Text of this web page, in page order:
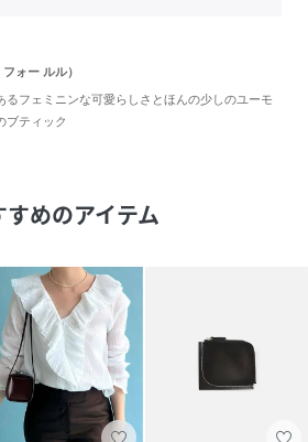
ォー ルル）
るフェミニンな可愛らしさとほんの少しのユーモ
ブティック
すめのアイテム